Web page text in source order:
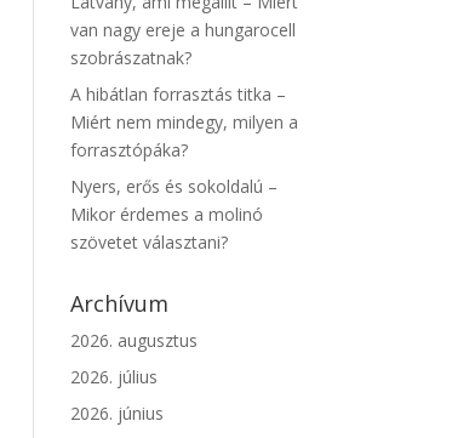
van nagy ereje a hungarocell
szobrászatnak?
A hibátlan forrasztás titka –
Miért nem mindegy, milyen a
forrasztópáka?
Nyers, erős és sokoldalú –
Mikor érdemes a molinó
szövetet választani?
Archívum
2026. augusztus
2026. július
2026. június